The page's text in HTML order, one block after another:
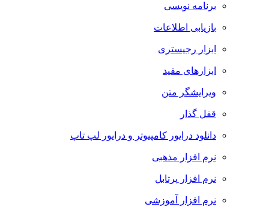
برنامه نویسی
بازیابی اطلاعات
ابزار رجیستری
ابزارهای مفید
ویرایشگر متن
قفل گذار
دانلود درایور کامپیوتر و درایور لپ تاپ
نرم افزار مذهبی
نرم افزار پرتابل
نرم افزار آموزشی